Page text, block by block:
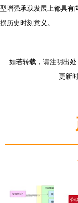
型增强承载发展上都具有
拐历史时刻意义。
如若转载，请注明出
更新